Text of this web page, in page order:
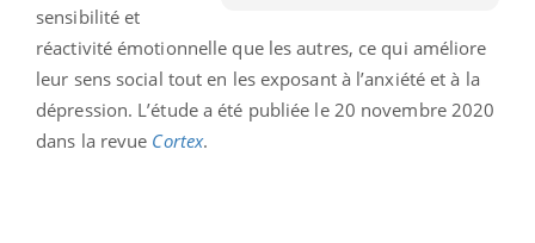
sensibilité et
réactivité émotionnelle que les autres, ce qui améliore
leur sens social tout en les exposant à l’anxiété et à la
dépression. L’étude a été publiée le 20 novembre 2020
dans la revue Cortex.